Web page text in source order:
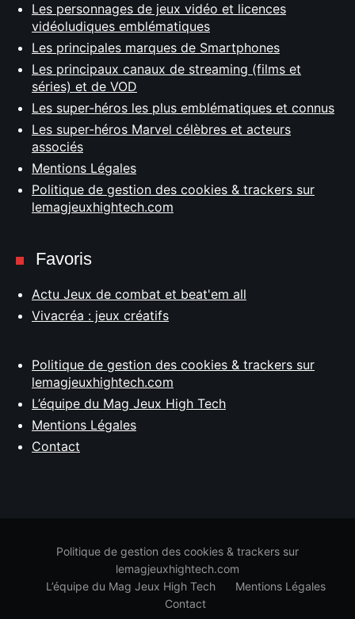
Les personnages de jeux vidéo et licences
vidéoludiques emblématiques
Les principales marques de Smartphones
Les principaux canaux de streaming (films et
séries) et de VOD
Les super-héros les plus emblématiques et connus
Les super-héros Marvel célèbres et acteurs
associés
Mentions Légales
Politique de gestion des cookies & trackers sur
lemagjeuxhightech.com
Favoris
Actu Jeux de combat et beat'em all
Vivacréa : jeux créatifs
Politique de gestion des cookies & trackers sur
lemagjeuxhightech.com
L’équipe du Mag Jeux High Tech
Mentions Légales
Contact
Politique de gestion des cookies & trackers sur
lemagjeuxhightech.com
L’équipe du Mag Jeux High Tech
Mentions Légales
Contact